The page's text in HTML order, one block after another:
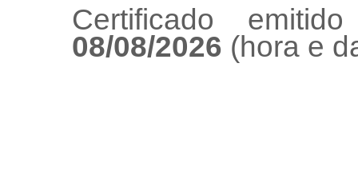
Certificado
08/08/2026 (hora e